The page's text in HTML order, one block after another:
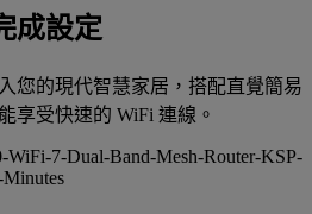
成設定
您的現代智慧家居，搭配直覺簡易
享受快速的 WiFi 連線。